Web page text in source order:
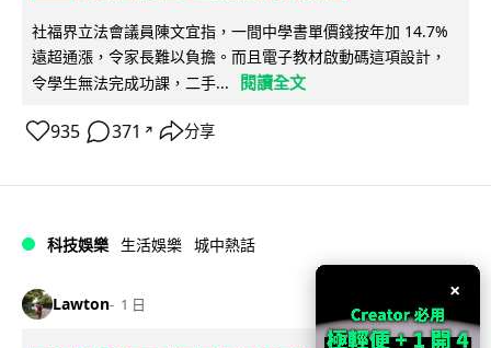
社福界立法會議員陳文宜指，一間中學書單價錢按年加 14.7%
遠超通漲，令家長難以負擔。而且電子教材啟動碼這項設計，
令學生無法完成功課，二手...
閱讀全文
935 371 ↗ 分享
科技娛樂 生活娛樂 城中熱話
Lawton 1 日
×